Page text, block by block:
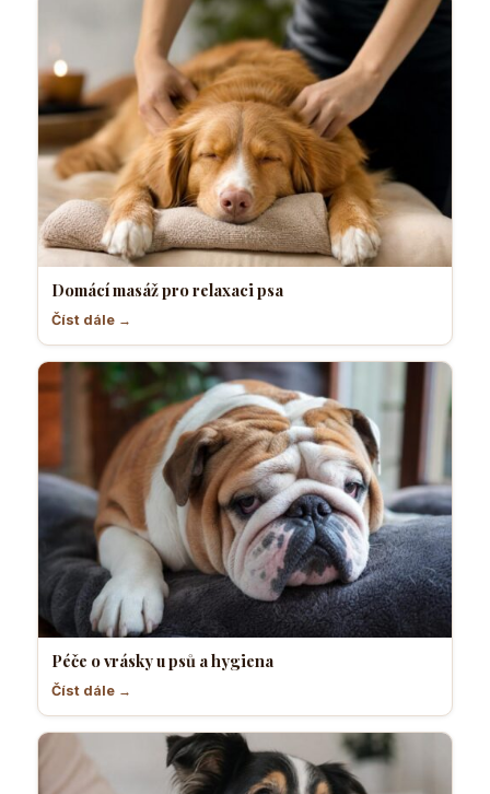
Domácí masáž pro relaxaci psa
Číst dále →
Péče o vrásky u psů a hygiena
Číst dále →